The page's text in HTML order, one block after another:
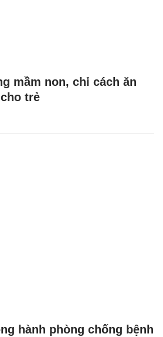
mầm non, chỉ cách ăn
trẻ
hành phòng chống bệnh